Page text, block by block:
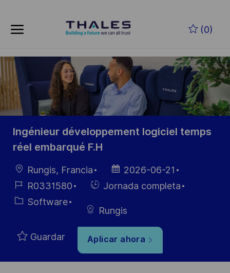
(0)
-
Ingénieur développement logiciel temps
réel embarqué F.H
Ubicación
Rungis, Francia
Fecha de
publicación
2026-06-21
ID de
empleo
R0331580
HiringJornada completa
Categoría
Software
Rungis
Guardar Aplicar ahora